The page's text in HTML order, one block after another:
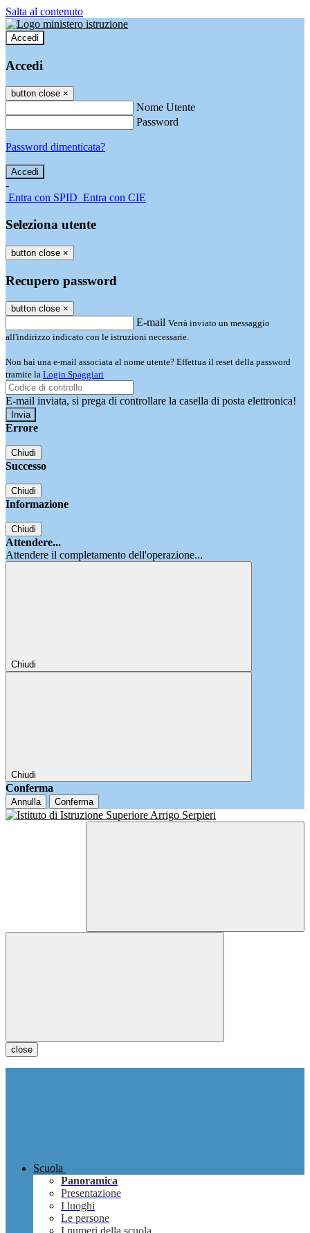
Salta al contenuto
Accedi
Accedi
button close ×
Nome Utente
Password
Password dimenticata?
-
Entra con SPID Entra con CIE
Seleziona utente
button close ×
Recupero password
button close ×
E-mail Verrà inviato un messaggio
all'indirizzo indicato con le istruzioni necessarie.
Non hai una e-mail associata al nome utente? Effettua il reset della password
tramite la Login Spaggiari
E-mail inviata, si prega di controllare la casella di posta elettronica!
Errore
Chiudi
Successo
Chiudi
Informazione
Chiudi
Attendere...
Attendere il completamento dell'operazione...
Chiudi
Chiudi
Conferma
Annulla Conferma
close
Scuola
Panoramica
Presentazione
I luoghi
Le persone